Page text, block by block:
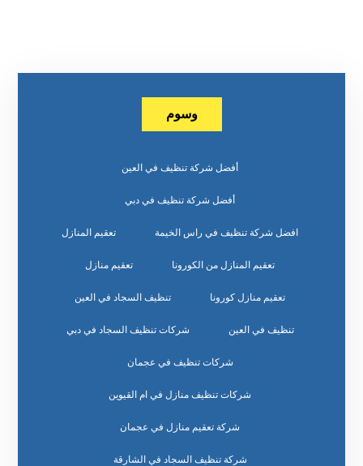
وسوم
أفضل شركة تنظيف في العين
أفضل شركة تنظيف في دبي
افضل شركة تنظيف في راس الخيمة تعقيم المنازل
تعقيم المنازل من الكورونا تعقيم منازل
تعقيم منازل كورونا تنظيف السجاد في العين
تنظيف في العين شركات تنظيف السجاد في دبي
شركات تنظيف في عجمان
شركات تنظيف منازل في ام القيوين
شركة تعقيم منازل في عجمان
شركة تنظيف السجاد في الشارقة